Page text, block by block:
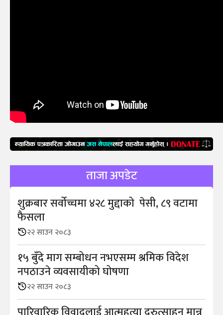
ताजा अपडेट
शुक्रबार सर्वोच्चमा ४२८ मुद्दाको पेसी, ८९ वटामा
फैसला
२२ साउन २०८३
१५ बुँदे माग सम्बोधन नभएसम्म श्रमिक विदेश
नपठाउने व्यवसायीको घोषणा
२२ साउन २०८३